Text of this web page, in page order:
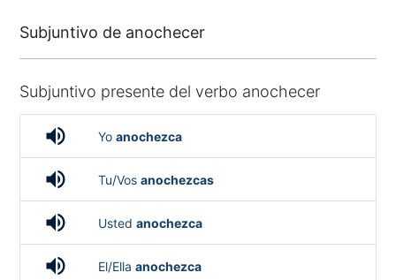
Subjuntivo de anochecer
Subjuntivo presente del verbo anochecer
volume_up Yo anochezca
volume_up Tu/Vos anochezcas
volume_up Usted anochezca
volume_up El/Ella anochezca